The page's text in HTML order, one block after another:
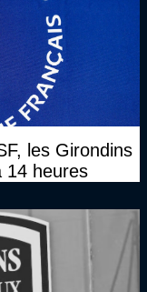
les Girondins
14 heures